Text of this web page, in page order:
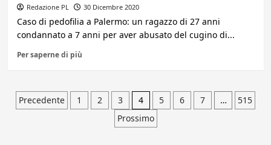
Redazione PL 30 Dicembre 2020
Caso di pedofilia a Palermo: un ragazzo di 27 anni
condannato a 7 anni per aver abusato del cugino di...
Per saperne di più
Paginazione
Precedente 1 2 3 4 5 6 7 …
515
Prossimo